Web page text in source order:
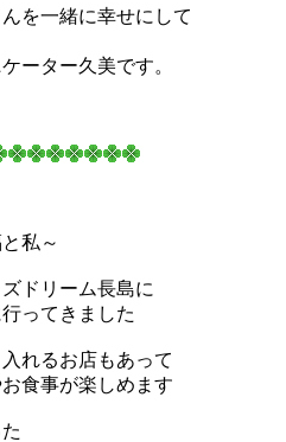
を一緒に幸せにして
ーター久美です。
私～
ドリーム長島に
ってきました
れるお店もあって
食事が楽しめます